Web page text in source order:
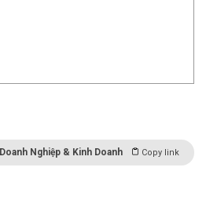
Doanh Nghiệp & Kinh Doanh Copy link